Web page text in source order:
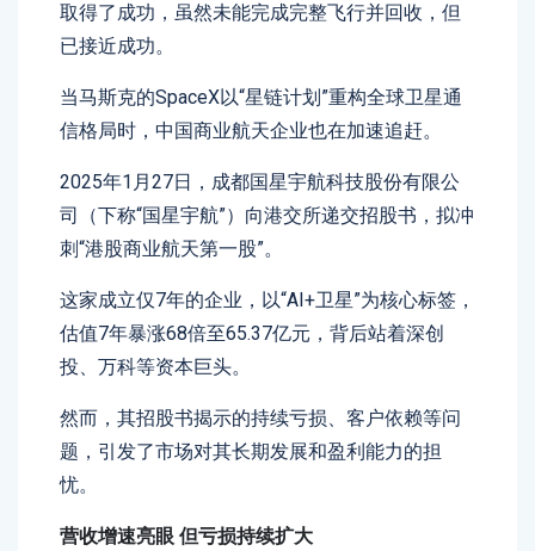
取得了成功，虽然未能完成完整飞行并回收，但
已接近成功。
当马斯克的SpaceX以“星链计划”重构全球卫星通
信格局时，中国商业航天企业也在加速追赶。
2025年1月27日，成都国星宇航科技股份有限公
司（下称“国星宇航”）向港交所递交招股书，拟冲
刺“港股商业航天第一股”。
这家成立仅7年的企业，以“AI+卫星”为核心标签，
估值7年暴涨68倍至65.37亿元，背后站着深创
投、万科等资本巨头。
然而，其招股书揭示的持续亏损、客户依赖等问
题，引发了市场对其长期发展和盈利能力的担
忧。
营收增速亮眼 但亏损持续扩大